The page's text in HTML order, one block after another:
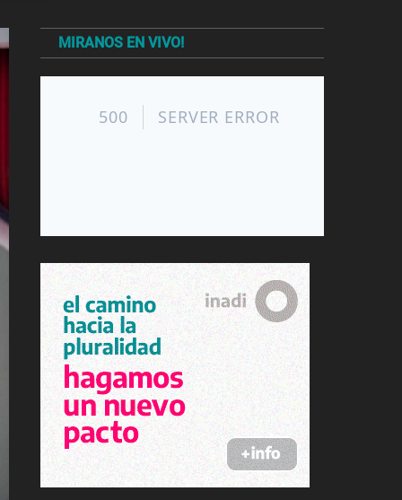
MIRANOS EN VIVO!